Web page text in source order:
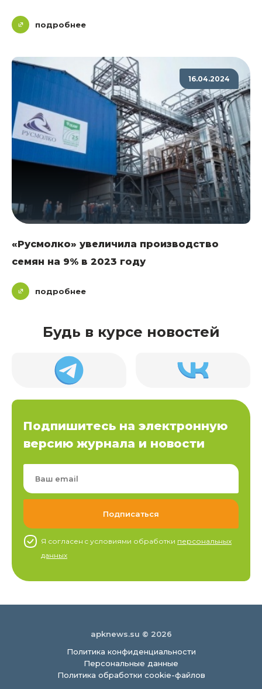
подробнее
16.04.2024
«Русмолко» увеличила производство
семян на 9% в 2023 году
подробнее
Будь в курсе новостей
Подпишитесь на электронную
версию журнала и новости
Я согласен c условиями обработки персональных
данных
apknews.su © 2026
Политика конфиденциальности
Персональные данные
Политика обработки cookie-файлов